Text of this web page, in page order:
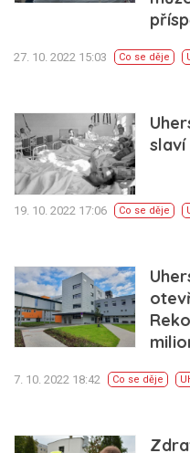
27. 10. 2022 15:03 Co se děje
slaví
19. 10. 2022 17:06 Co se děje
7. 10. 2022 18:42 Co se děje